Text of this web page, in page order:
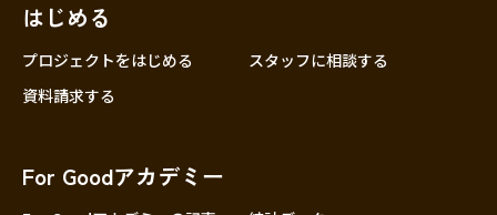
はじめる
プロジェクトをはじめる
スタッフに相談する
資料請求する
For Goodアカデミー